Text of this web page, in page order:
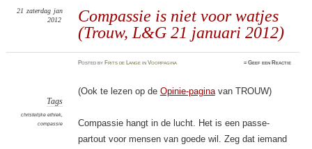
Compassie is niet voor watjes
(Trouw, L&G 21 januari 2012)
21 zaterdag jan
2012
Postedby Frits de Lange inVoorpagina ≈Geef een Reactie
Tags
christelijke ethiek,
compassie
(Ook te lezen op de Opinie-paginavan TROUW)
Compassie hangt in de lucht. Het is een passe-
partout voor mensen van goede wil. Zeg dat iemand